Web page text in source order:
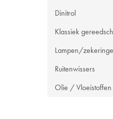
Dinitrol
Klassiek
Lampen/
Ruitenwissers
Olie / Vloeistoffen